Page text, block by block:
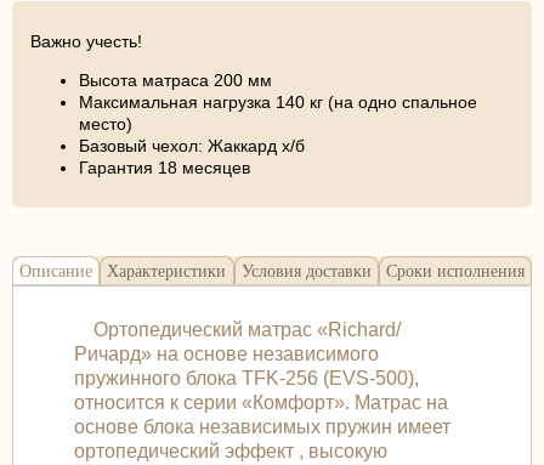
Важно учесть!
Высота матраса 200 мм
Максимальная нагрузка 140 кг (на одно спальное
место)
Базовый чехол: Жаккард х/б
Гарантия 18 месяцев
Описание Характеристики Условия доставки Сроки исполнения
Ортопедический матрас «Richard/
Ричард» на основе независимого
пружинного блока TFK-256 (EVS-500),
относится к серии «Комфорт». Матрас на
основе блока независимых пружин имеет
ортопедический эффект , высокую